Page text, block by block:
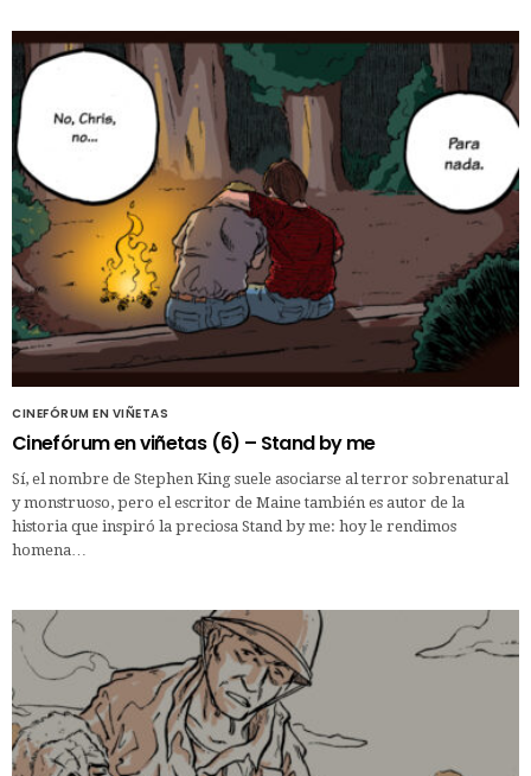
CINEFÓRUM EN VIÑETAS
Cinefórum en viñetas (6) – Stand by me
Sí, el nombre de Stephen King suele asociarse al terror sobrenatural
y monstruoso, pero el escritor de Maine también es autor de la
historia que inspiró la preciosa Stand by me: hoy le rendimos
homena…